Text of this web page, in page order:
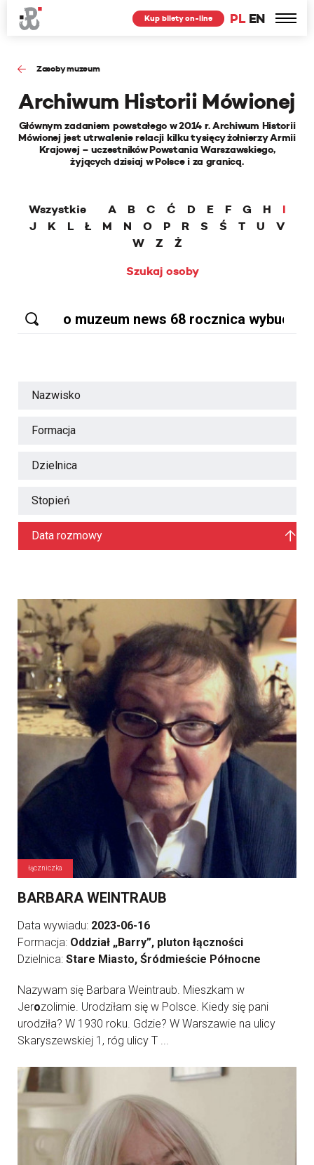
PL EN
Kup bilety on-line
Zasoby muzeum
Archiwum Historii Mówionej
Głównym zadaniem powstałego w 2014 r. Archiwum Historii
Mówionej jest utrwalenie relacji kilku tysięcy żołnierzy Armii
Krajowej – uczestników Powstania Warszawskiego,
żyjących dzisiaj w Polsce i za granicą.
Wszystkie A B C Ć D E F G H
I
J
K L Ł M N O P R S Ś T U
V
W
Z
Ż
Szukaj osoby
Nazwisko
Formacja
Dzielnica
Stopień
Data rozmowy
łączniczka
BARBARA WEINTRAUB
Data wywiadu: 2023-06-16
Formacja: Oddział „Barry”, pluton łączności
Dzielnica: Stare Miasto, Śródmieście Północne
Nazywam się Barbara Weintraub. Mieszkam w
Jerozolimie. Urodziłam się w Polsce. Kiedy się pani
urodziła? W 1930 roku. Gdzie? W Warszawie na ulicy
Skaryszewskiej 1, róg ulicy T ...